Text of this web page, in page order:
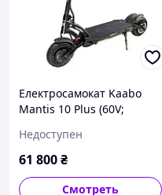
Електросамокат Kaabo
Mantis 10 Plus (60V;
Недоступен
61 800₴
Смотреть